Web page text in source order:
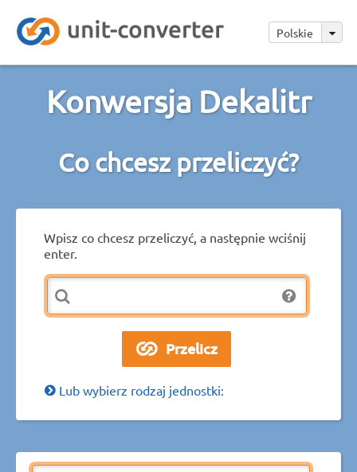
Polskie
Konwersja Dekalitr
Co chcesz przeliczyć?
Wpisz co chcesz przeliczyć, a następnie wciśnij
enter.
Lub wybierz rodzaj jednostki: